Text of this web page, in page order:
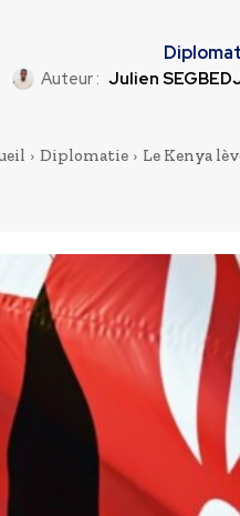
Auteur : Julien
Diplomatie Le Kenya